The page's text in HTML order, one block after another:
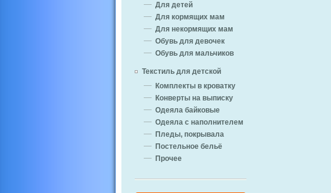
Для детей
Для кормящих мам
Для некормящих мам
Обувь для девочек
Обувь для мальчиков
Текстиль для детской
Комплекты в кроватку
Конверты на выписку
Одеяла байковые
Одеяла с наполнителем
Пледы, покрывала
Постельное бельё
Прочее